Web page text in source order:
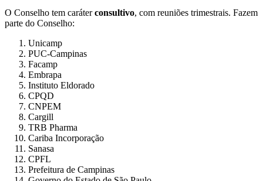
O Conselho tem caráterconsultivo, com reuniões trimestrais. Fazem
parte do Conselho:
Unicamp
PUC-Campinas
Facamp
Embrapa
Instituto Eldorado
CPQD
CNPEM
Cargill
TRB Pharma
Cariba Incorporação
Sanasa
CPFL
Prefeitura de Campinas